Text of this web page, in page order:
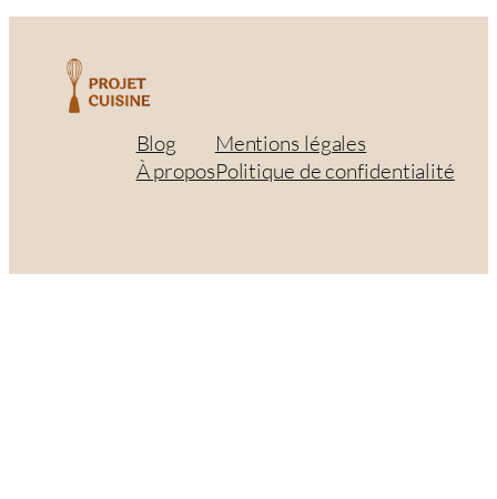
Blog
À propos
Mentions légales
Politique de confidentialité